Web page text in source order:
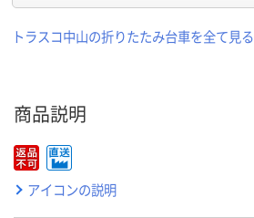
トラスコ中山の折りたたみ台車を全て見る
商品説明
アイコンの説明